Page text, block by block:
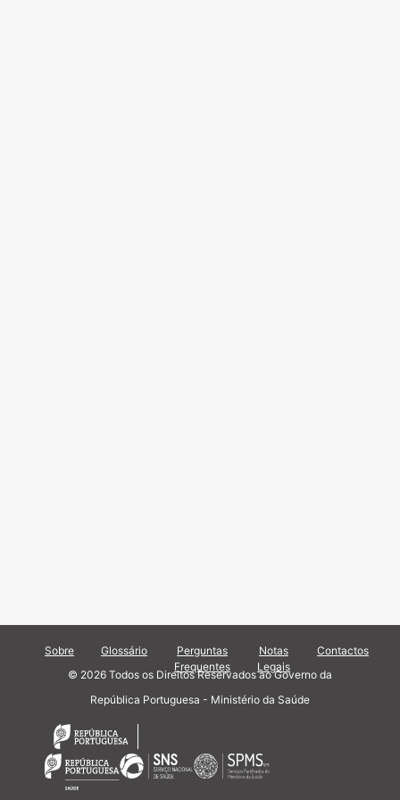
Sobre Glossário
Perguntas
Frequentes
Notas
Legais
Contactos
© 2026 Todos os Direitos Reservados ao Governo da
República Portuguesa - Ministério da Saúde